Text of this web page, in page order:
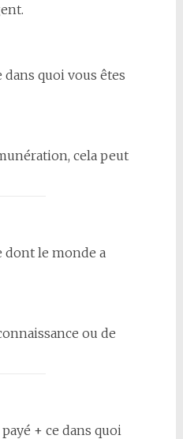
dans quoi vous êtes
cela peut
dont le monde a
ou de
+ ce dans quoi